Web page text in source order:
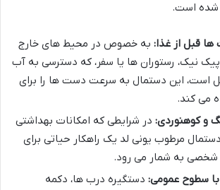
شده است.
قبل از غذا: به خصوص در محیط های خارج
پیک نیک، رستوران ها یا سفر، که دسترسی به آب
است، این دستمال به سرعت دست ها را برای
می کند.
و کوهنوردی: در شرایطی که امکانات بهداشتی
مرطوب یونی لد یک راهکار حیاتی برای
به شمار می رود.
سطوح عمومی: دستگیره درب ها، دکمه